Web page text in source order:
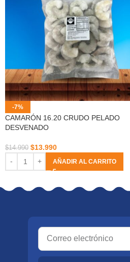
-7%
CAMARÓN 16.20 CRUDO PELADO
DESVENADO
$14.990 $13.990
AÑADIR AL CARRITO